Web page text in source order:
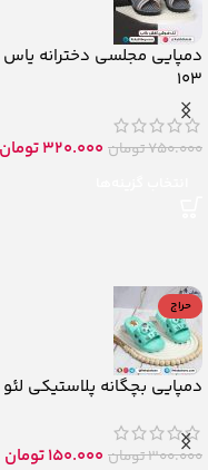
دمپایی مجلسی دخترانه
103
750.000تومان 320.000تومان
حراج
دمپایی بچگانه پلاستیکی لئو
300.000تومان 150.000تومان